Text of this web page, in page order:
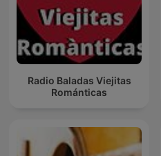
Radio Baladas Viejitas
Románticas